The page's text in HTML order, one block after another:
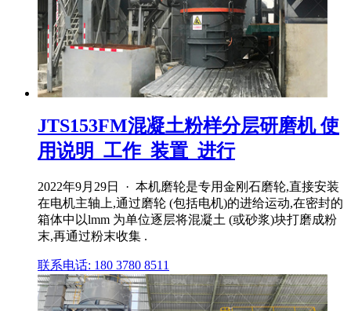
JTS153FM混凝土粉样分层研磨机 使
用说明_工作_装置_进行
2022年9月29日 · 本机磨轮是专用金刚石磨轮,直接安装
在电机主轴上,通过磨轮 (包括电机)的进给运动,在密封的
箱体中以lmm 为单位逐层将混凝土 (或砂浆)块打磨成粉
末,再通过粉末收集 .
联系电话: 180 3780 8511